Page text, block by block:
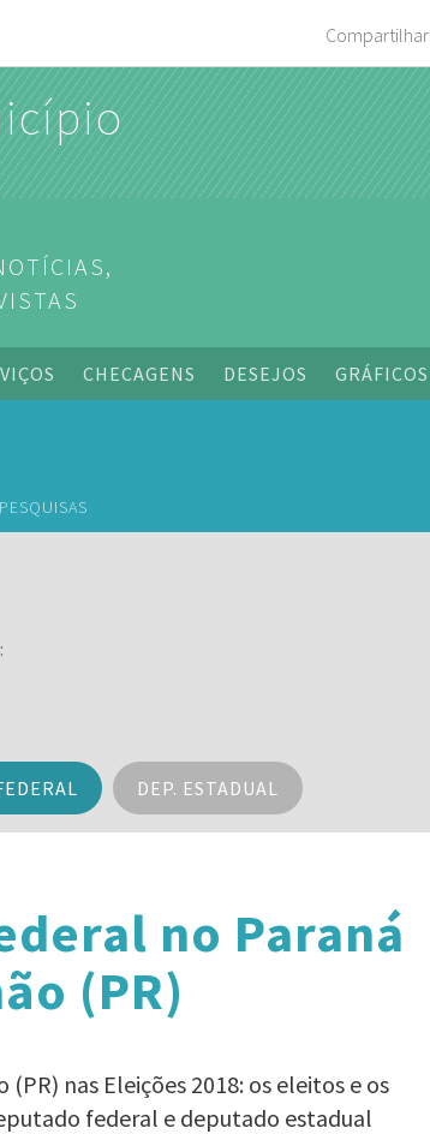
Compartilhar
CHECAGENS DESEJOS GRÁFICOS
PESQUISAS
DEP. ESTADUAL
no Paraná
(PR)
nas Eleições 2018: os eleitos e os
federal e deputado estadual